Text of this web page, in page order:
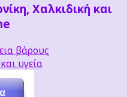
Χαλκιδική και